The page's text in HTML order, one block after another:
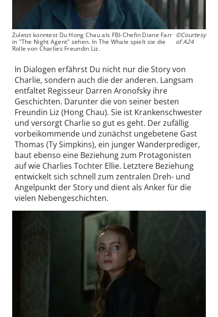
Zuletzt konntest Du Hong Chau als FBI-Chefin Diane Farr
in "The Night Agent" sehen. In The Whale spielt sie die
Rolle von Charlies Freundin Liz.
©Courtesy
of A24
In Dialogen erfährst Du nicht nur die Story von
Charlie, sondern auch die der anderen. Langsam
entfaltet Regisseur Darren Aronofsky ihre
Geschichten. Darunter die von seiner besten
Freundin Liz (Hong Chau). Sie ist Krankenschwester
und versorgt Charlie so gut es geht. Der zufällig
vorbeikommende und zunächst ungebetene Gast
Thomas (Ty Simpkins), ein junger Wanderprediger,
baut ebenso eine Beziehung zum Protagonisten
auf wie Charlies Tochter Ellie. Letztere Beziehung
entwickelt sich schnell zum zentralen Dreh- und
Angelpunkt der Story und dient als Anker für die
vielen Nebengeschichten.